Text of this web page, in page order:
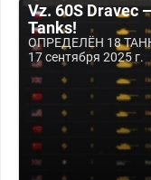
Vz. 60S Dravec
Tanks!
ОПРЕДЕЛЁН 18
17 сентября 2025 г.